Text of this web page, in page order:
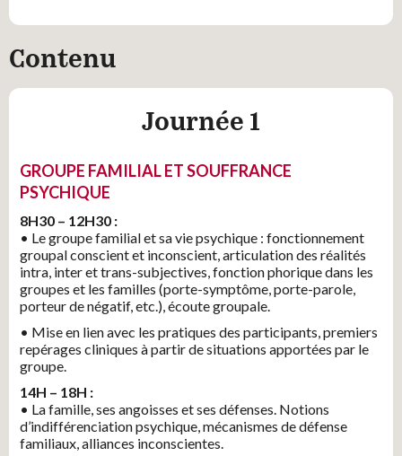
Contenu
Journée 1
GROUPE FAMILIAL ET SOUFFRANCE
PSYCHIQUE
8H30 – 12H30 :
• Le groupe familial et sa vie psychique : fonctionnement
groupal conscient et inconscient, articulation des réalités
intra, inter et trans-subjectives, fonction phorique dans les
groupes et les familles (porte-symptôme, porte-parole,
porteur de négatif, etc.), écoute groupale.
• Mise en lien avec les pratiques des participants, premiers
repérages cliniques à partir de situations apportées par le
groupe.
14H – 18H :
• La famille, ses angoisses et ses défenses. Notions
d’indifférenciation psychique, mécanismes de défense
familiaux, alliances inconscientes.
Demander un devis
Merci d'indiquer les coordonnées de votre organisme. Nous
vous recontacterons pour établir un devis
Organisme (raison sociale)*
Nom*
Prénom*